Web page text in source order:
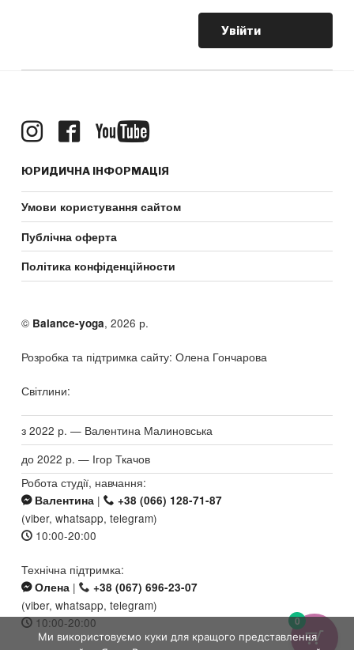
Увійти
ЮРИДИЧНА ІНФОРМАЦІЯ
Умови користування сайтом
Публічна оферта
Політика конфіденційности
© Balance-yoga, 2026 р.
Розробка та підтримка сайту: Олена Гончарова
Світлини:
з 2022 р. — Валентина Малиновська
до 2022 р. — Ігор Ткачов
Робота студії, навчання:
Валентина | +38 (066) 128-71-87
(viber, whatsapp, telegram)
10:00-20:00
Технічна підтримка:
Олена | +38 (067) 696-23-07
(viber, whatsapp, telegram)
10:00-20:00
0
Ми використовуємо куки для кращого представлення